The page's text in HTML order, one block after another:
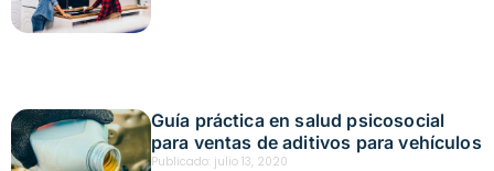
Guía práctica en salud psicosocial
para ventas de aditivos para vehículos
Publicado: julio 13, 2020